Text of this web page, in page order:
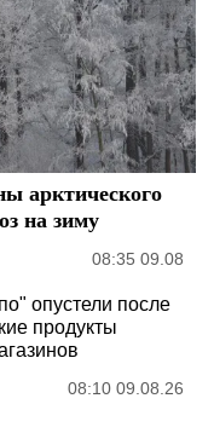
арктического
на зиму
08:35 09.08
опустели после
продукты
08:10 09.08.26